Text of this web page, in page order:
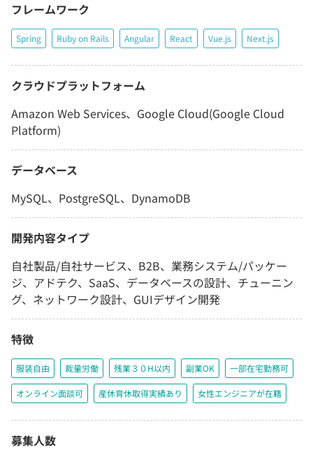
フレームワーク
Spring Ruby on Rails Angular React Vue.js Next.js
クラウドプラットフォーム
Amazon Web Services、Google Cloud(Google Cloud
Platform)
データベース
MySQL、PostgreSQL、DynamoDB
開発内容タイプ
自社製品/自社サービス、B2B、業務システム/パッケー
ジ、アドテク、SaaS、データベースの設計、チューニン
グ、ネットワーク設計、GUIデザイン開発
特徴
服装自由 裁量労働 残業３０H以内 副業OK 一部在宅勤務可
オンライン面談可 産休育休取得実績あり 女性エンジニアが在籍
募集人数